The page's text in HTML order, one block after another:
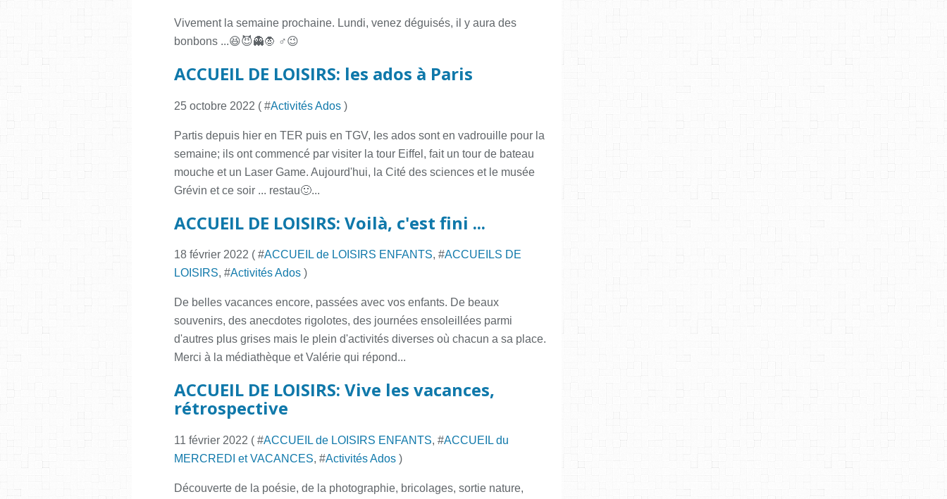
Vivement la semaine prochaine. Lundi, venez déguisés, il y aura des
bonbons ...😆😈👻🧛 ♂️😉
ACCUEIL DE LOISIRS: les ados à Paris
25 octobre 2022 ( #Activités Ados )
Partis depuis hier en TER puis en TGV, les ados sont en vadrouille pour la
semaine; ils ont commencé par visiter la tour Eiffel, fait un tour de bateau
mouche et un Laser Game. Aujourd'hui, la Cité des sciences et le musée
Grévin et ce soir ... restau🙂...
ACCUEIL DE LOISIRS: Voilà, c'est fini ...
18 février 2022 ( #ACCUEIL de LOISIRS ENFANTS, #ACCUEILS DE
LOISIRS, #Activités Ados )
De belles vacances encore, passées avec vos enfants. De beaux
souvenirs, des anecdotes rigolotes, des journées ensoleillées parmi
d'autres plus grises mais le plein d'activités diverses où chacun a sa place.
Merci à la médiathèque et Valérie qui répond...
ACCUEIL DE LOISIRS: Vive les vacances,
rétrospective
11 février 2022 ( #ACCUEIL de LOISIRS ENFANTS, #ACCUEIL du
MERCREDI et VACANCES, #Activités Ados )
Découverte de la poésie, de la photographie, bricolages, sortie nature,